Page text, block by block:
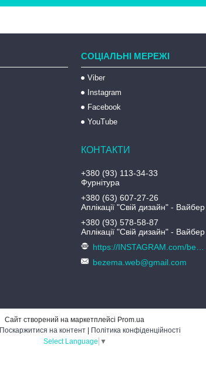
СОЦІАЛЬНІ МЕРЕЖІ
Viber
Instagram
Facebook
YouTube
+380 (93) 113-34-33
Фурнітура
+380 (63) 607-27-26
Аплікації "Свій дизайн" - Вайбер
+380 (93) 578-58-87
Аплікації "Свій дизайн" - Вайбер
bezema.web@gmail.com
Сайт створений на маркетплейсі Prom.ua
Поскаржитися на контент
Політика конфіденційності
Select Language ▼